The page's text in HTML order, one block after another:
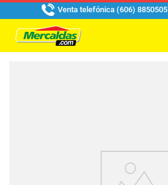
Venta telefónica (606) 8850505